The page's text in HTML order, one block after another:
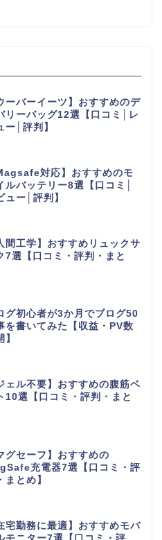
ーバーイーツ】おすすめのデ
リーバッグ12選【口コミ│レ
ー│評判】
対応】おすすめのモ
ルバッテリー8選【口コミ│
ュー│評判】
間工学】おすすめリュックサ
7選【口コミ・評判・まと
グ初心者が3か月でブログ50
を書いてみた【収益・PV数
】
ェル不要】おすすめの腹筋ベ
10選【口コミ・評判・まと
グセーフ】おすすめの
充電器7選【口コミ・評
まとめ】
宅勤務に最適】おすすめモバ